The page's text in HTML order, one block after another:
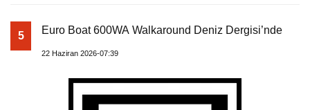
5 Euro Boat 600WA Walkaround Deniz Dergisi’nde
22 Haziran 2026-07:39